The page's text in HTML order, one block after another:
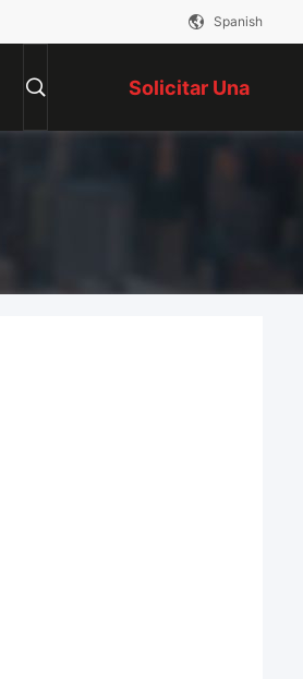
Spanish
Solicitar Una